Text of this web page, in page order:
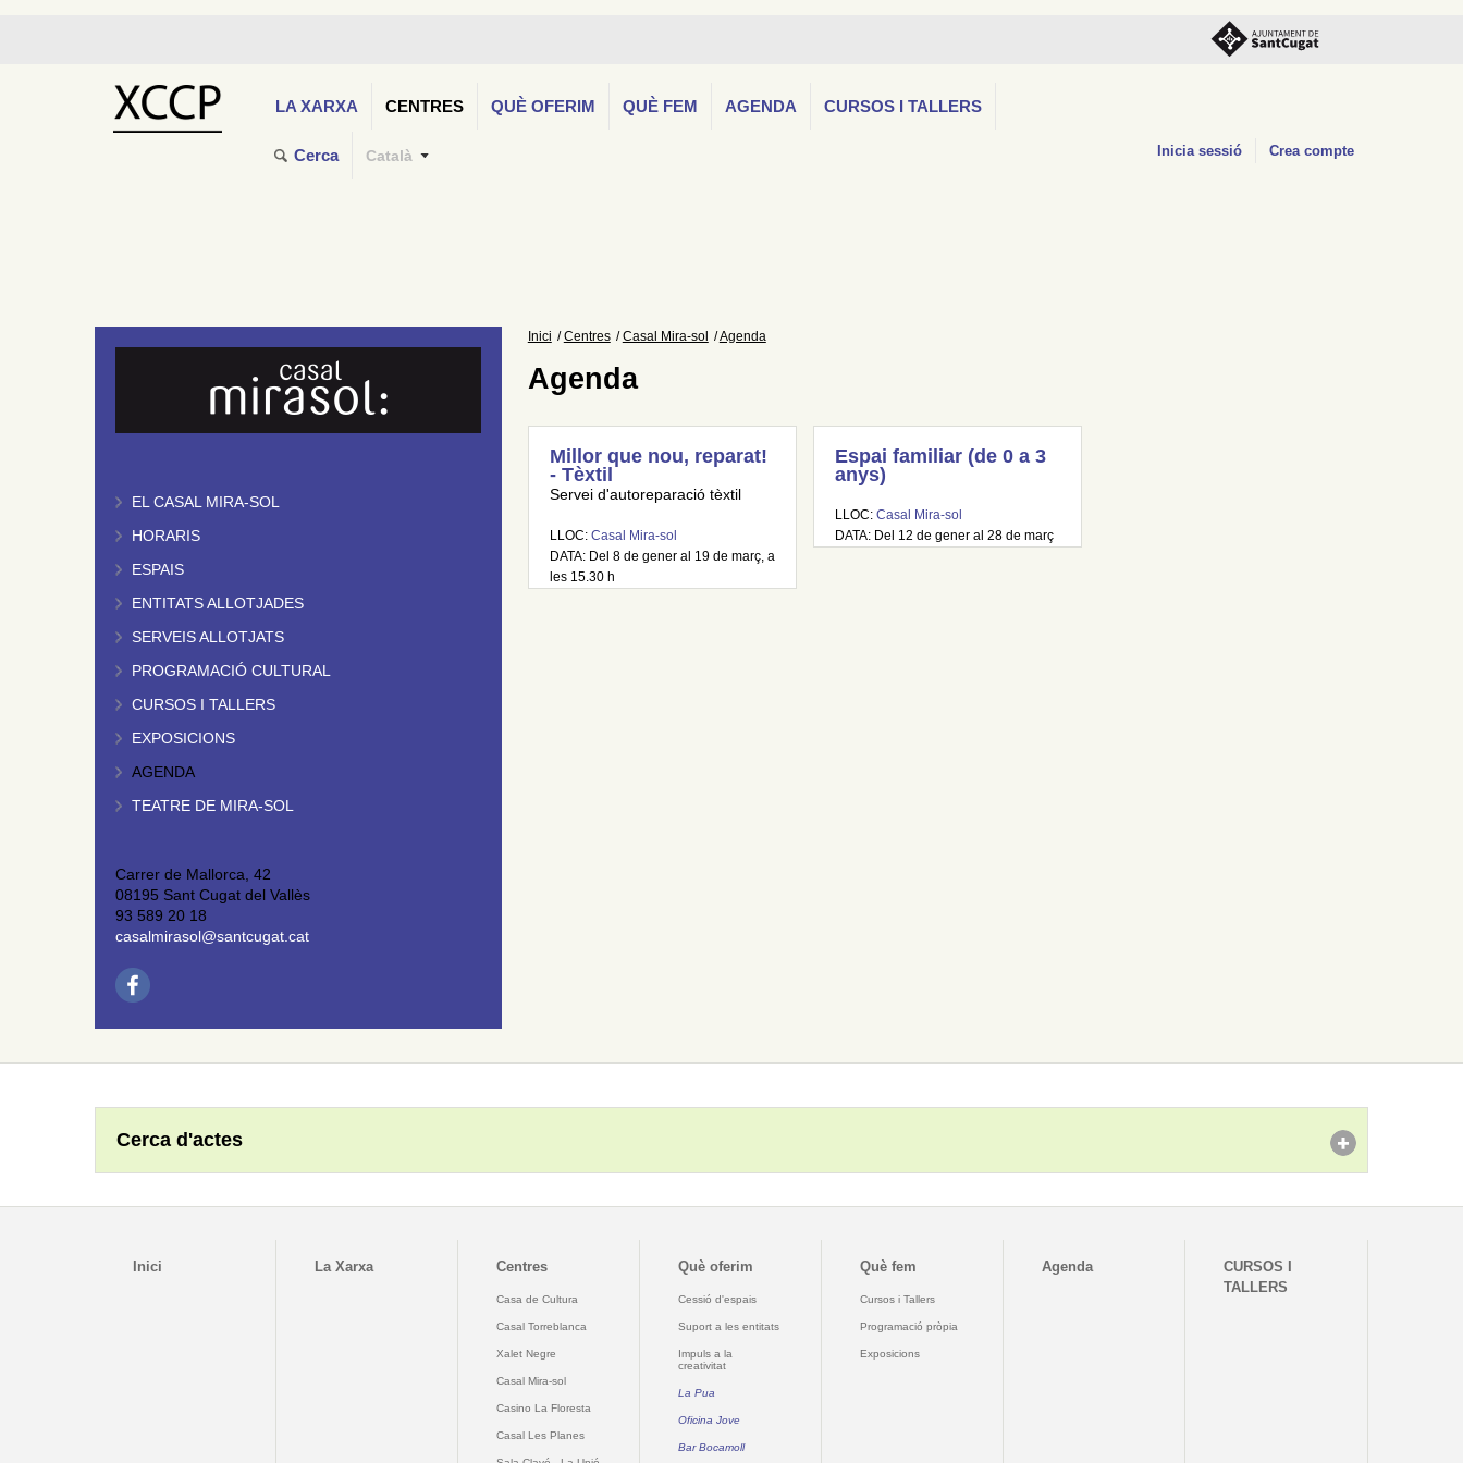
LA XARXA CENTRES QUÈ OFERIM QUÈ FEM AGENDA CURSOS I TALLERS
Cerca Català Inicia sessió Crea compte
EL CASAL MIRA-SOL
HORARIS
ESPAIS
ENTITATS ALLOTJADES
SERVEIS ALLOTJATS
PROGRAMACIÓ CULTURAL
CURSOS I TALLERS
EXPOSICIONS
AGENDA
TEATRE DE MIRA-SOL
Carrer de Mallorca, 42
08195 Sant Cugat del Vallès
93 589 20 18
casalmirasol@santcugat.cat
Inici Centres Casal Mira-sol Agenda
Agenda
Millor que nou, reparat!
- Tèxtil
Servei d'autoreparació tèxtil
LLOC: Casal Mira-sol
DATA: Del 8 de gener al 19 de març, a
les 15.30 h
Espai familiar (de 0 a 3
anys)
LLOC:Casal Mira-sol
DATA: Del 12 de gener al 28 de març
Cerca d'actes
Inici La Xarxa Centres
Casa de Cultura
Casal Torreblanca
Xalet Negre
Casal Mira-sol
Casino La Floresta
Casal Les Planes
Què oferim
Cessió d'espais
Suport a les entitats
Impuls a la
creativitat
La Pua
Oficina Jove
Bar Bocamoll
Què fem
Cursos i Tallers
Programació pròpia
Exposicions
Agenda
CURSOS I
TALLERS